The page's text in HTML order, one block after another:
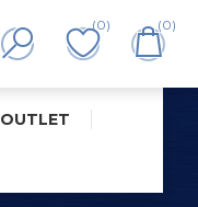
(0) (0)
OUTLET